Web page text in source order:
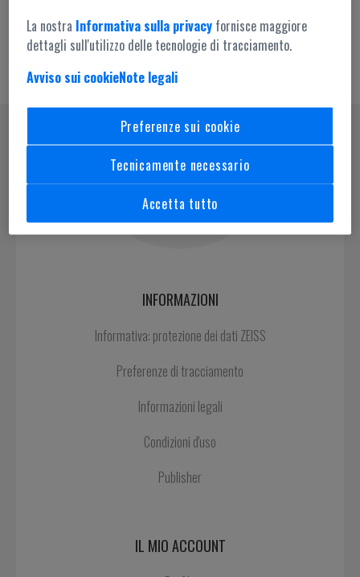
INFORMAZIONI
Informativa: protezione dei dati ZEISS
Preferenze di tracciamento
Informazioni legali
Condizioni d'uso
Publisher
IL MIO ACCOUNT
La nostra Informativa sulla privacy fornisce maggiore
dettagli sull'utilizzo delle tecnologie di tracciamento.
Avviso sui cookieNote legali
Preferenze sui cookie
Tecnicamente necessario
Accetta tutto